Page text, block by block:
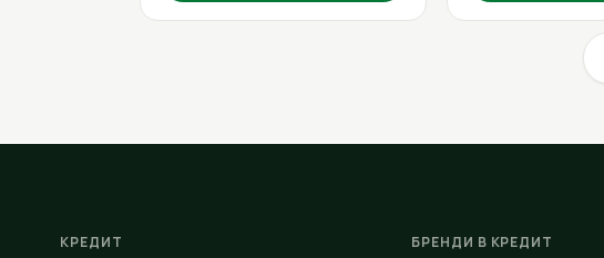
КРЕДИТ БРЕНДИ В КРЕДИТ